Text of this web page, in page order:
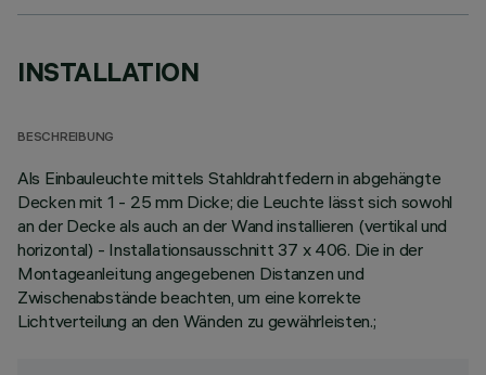
INSTALLATION
BESCHREIBUNG
Als Einbauleuchte mittels Stahldrahtfedern in abgehängte
Decken mit 1 - 25 mm Dicke; die Leuchte lässt sich sowohl
an der Decke als auch an der Wand installieren (vertikal und
horizontal) - Installationsausschnitt 37 x 406. Die in der
Montageanleitung angegebenen Distanzen und
Zwischenabstände beachten, um eine korrekte
Lichtverteilung an den Wänden zu gewährleisten.;